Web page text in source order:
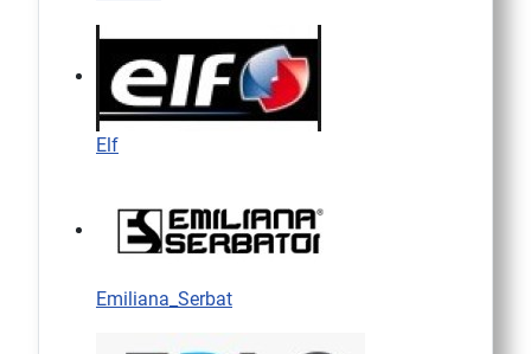
Elf
Emiliana_Serbat